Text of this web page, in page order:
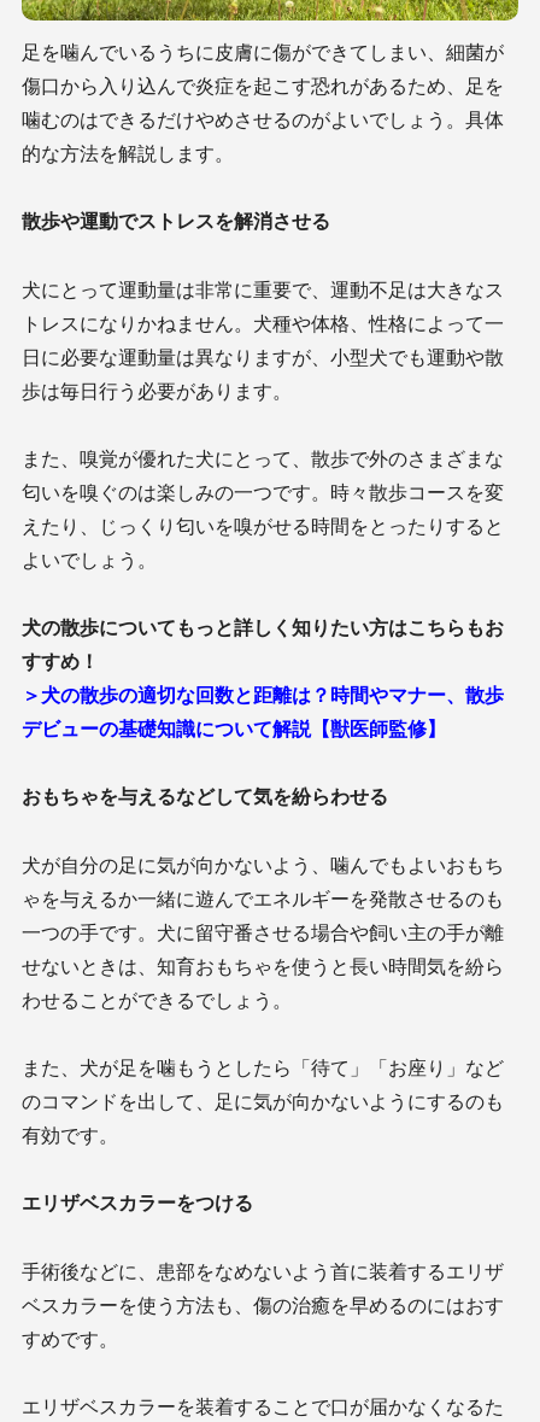
足を噛んでいるうちに皮膚に傷ができてしまい、細菌が
傷口から入り込んで炎症を起こす恐れがあるため、足を
噛むのはできるだけやめさせるのがよいでしょう。具体
的な方法を解説します。
散歩や運動でストレスを解消させる
犬にとって運動量は非常に重要で、運動不足は大きなス
トレスになりかねません。犬種や体格、性格によって一
日に必要な運動量は異なりますが、小型犬でも運動や散
歩は毎日行う必要があります。
また、嗅覚が優れた犬にとって、散歩で外のさまざまな
匂いを嗅ぐのは楽しみの一つです。時々散歩コースを変
えたり、じっくり匂いを嗅がせる時間をとったりすると
よいでしょう。
犬の散歩についてもっと詳しく知りたい方はこちらもお
すすめ！
＞犬の散歩の適切な回数と距離は？時間やマナー、散歩
デビューの基礎知識について解説【獣医師監修】
おもちゃを与えるなどして気を紛らわせる
犬が自分の足に気が向かないよう、噛んでもよいおもち
ゃを与えるか一緒に遊んでエネルギーを発散させるのも
一つの手です。犬に留守番させる場合や飼い主の手が離
せないときは、知育おもちゃを使うと長い時間気を紛ら
わせることができるでしょう。
また、犬が足を噛もうとしたら「待て」「お座り」など
のコマンドを出して、足に気が向かないようにするのも
有効です。
エリザベスカラーをつける
手術後などに、患部をなめないよう首に装着するエリザ
ベスカラーを使う方法も、傷の治癒を早めるのにはおす
すめです。
エリザベスカラーを装着することで口が届かなくなるた